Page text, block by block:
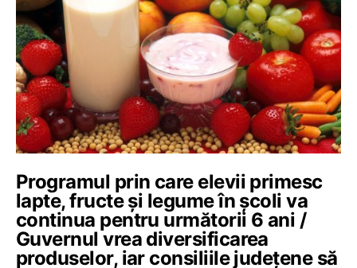
Programul prin care elevii primesc
lapte, fructe și legume în școli va
continua pentru următorii 6 ani /
Guvernul vrea diversificarea
produselor, iar consiliile județene să